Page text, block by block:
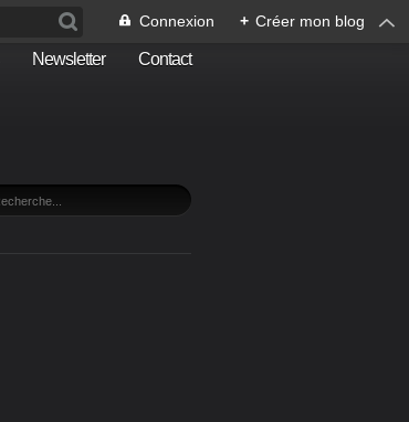
Connexion + Créer mon blog
Newsletter Contact